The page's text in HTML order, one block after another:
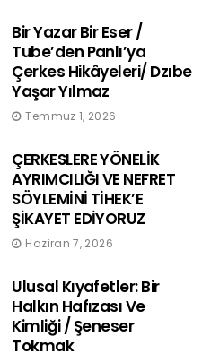
Bir Yazar Bir Eser /
Tube’den Panlı’ya
Çerkes Hikâyeleri/ Dzıbe
Yaşar Yılmaz
Temmuz 1, 2026
ÇERKESLERE YÖNELİK
AYRIMCILIĞI VE NEFRET
SÖYLEMİNİ TİHEK’E
ŞİKAYET EDİYORUZ
Haziran 7, 2026
Ulusal Kıyafetler: Bir
Halkın Hafızası Ve
Kimliği / Şeneser
Tokmak